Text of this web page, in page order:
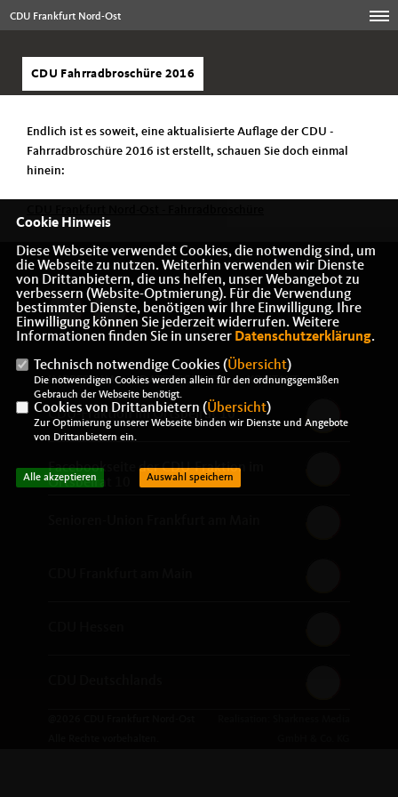
CDU Frankfurt Nord-Ost
CDU Fahrradbroschüre 2016
Endlich ist es soweit, eine aktualisierte Auflage der CDU -
Fahrradbroschüre 2016 ist erstellt, schauen Sie doch einmal
hinein:
IMPRESSUM DATENSCHUTZ KONTAKT
CDU-Fraktion im Ortsbeirat 10
Facebookseite der CDU-Fraktion im
Ortsbeirat 10
Cookie Hinweis
Diese Webseite verwendet Cookies, die notwendig sind, um
die Webseite zu nutzen. Weiterhin verwenden wir Dienste
von Drittanbietern, die uns helfen, unser Webangebot zu
verbessern (Website-Optmierung). Für die Verwendung
bestimmter Dienste, benötigen wir Ihre Einwilligung. Ihre
Einwilligung können Sie jederzeit widerrufen. Weitere
Informationen finden Sie in unserer Datenschutzerklärung.
Technisch notwendige Cookies (Übersicht)
Die notwendigen Cookies werden allein für den ordnungsgemäßen
Gebrauch der Webseite benötigt.
Cookies von Drittanbietern (Übersicht)
Zur Optimierung unserer Webseite binden wir Dienste und Angebote
von Drittanbietern ein.
Alle akzeptieren Auswahl speichern